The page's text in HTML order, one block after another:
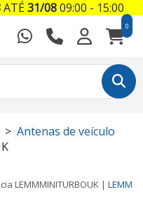
0
Antenas de veículo
LEMMMINITURBOUK | LEMM
ATÉ31/0809:00 - 15:00